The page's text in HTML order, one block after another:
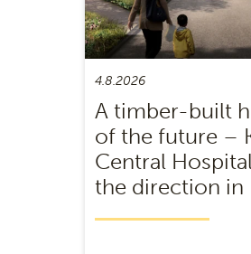
4.8.2026
A timber-built
of the future –
Central
the direction in